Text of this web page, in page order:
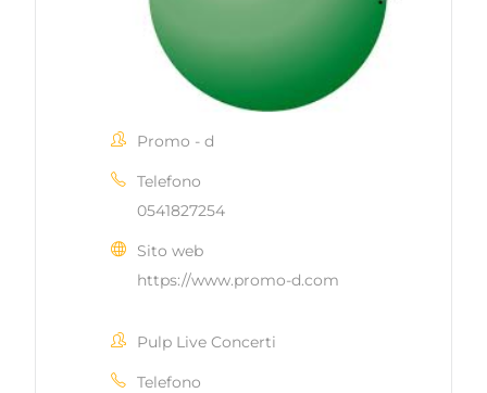
Promo - d
Telefono
0541827254
Sito web
https://www.promo-d.com
Pulp Live Concerti
Telefono